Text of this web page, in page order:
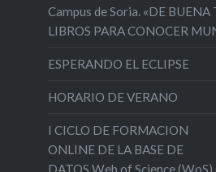
Campus de Soria. «DE
LIBROS PARA CONOCER
ESPERANDO EL ECLIPSE
HORARIO DE VERANO
I CICLO DE FORMACION
ONLINE DE LA BASE DE
DATOS Web of Science